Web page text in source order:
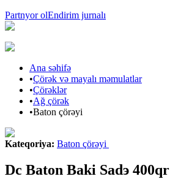
Partnyor olEndirim jurnalı
Ana səhifə
•Çörək və mayalı məmulatlar
•Çörəklər
•Ağ çörək
•Baton çörəyi
Kateqoriya: Baton çörəyi
Dc Baton Baki Sadэ 400qr